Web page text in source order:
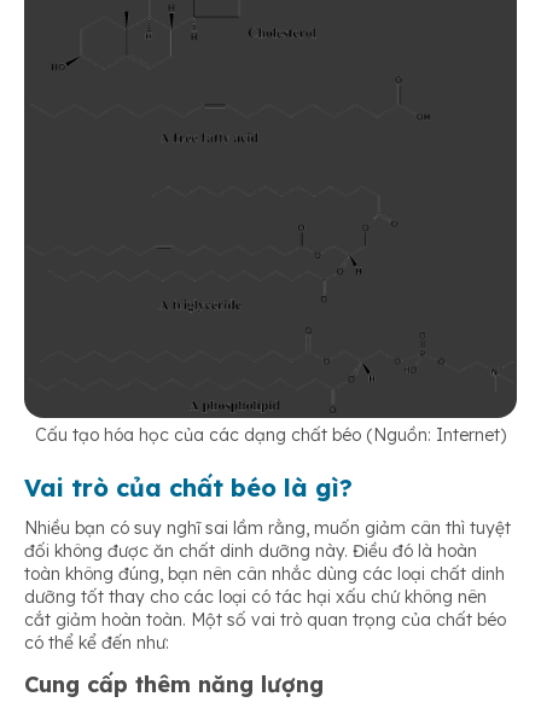
Cấu tạo hóa học của các dạng chất béo (Nguồn: Internet)
Vai trò của chất béo là gì?
Nhiều bạn có suy nghĩ sai lầm rằng, muốn giảm cân thì tuyệt
đối không được ăn chất dinh dưỡng này. Điều đó là hoàn
toàn không đúng, bạn nên cân nhắc dùng các loại chất dinh
dưỡng tốt thay cho các loại có tác hại xấu chứ không nên
cắt giảm hoàn toàn. Một số vai trò quan trọng của chất béo
có thể kể đến như:
Cung cấp thêm năng lượng